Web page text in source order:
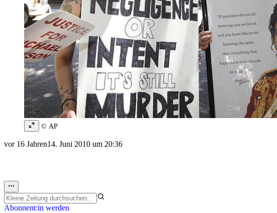
© AP
vor 16 Jahren14. Juni 2010 um 20:36
Abonnent:in werden